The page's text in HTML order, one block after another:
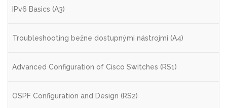
IPv6 Basics (A3)
Troubleshooting bežne dostupnými nástrojmi (A4)
Advanced Configuration of Cisco Switches (RS1)
OSPF Configuration and Design (RS2)